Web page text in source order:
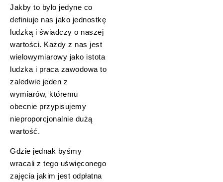
Jakby to było jedyne co
definiuje nas jako jednostkę
ludzką i świadczy o naszej
wartości. Każdy z nas jest
wielowymiarowy jako istota
ludzka i praca zawodowa to
zaledwie jeden z
wymiarów, któremu
obecnie przypisujemy
nieproporcjonalnie dużą
wartość.
Gdzie jednak byśmy
wracali z tego uświęconego
zajęcia jakim jest odpłatna